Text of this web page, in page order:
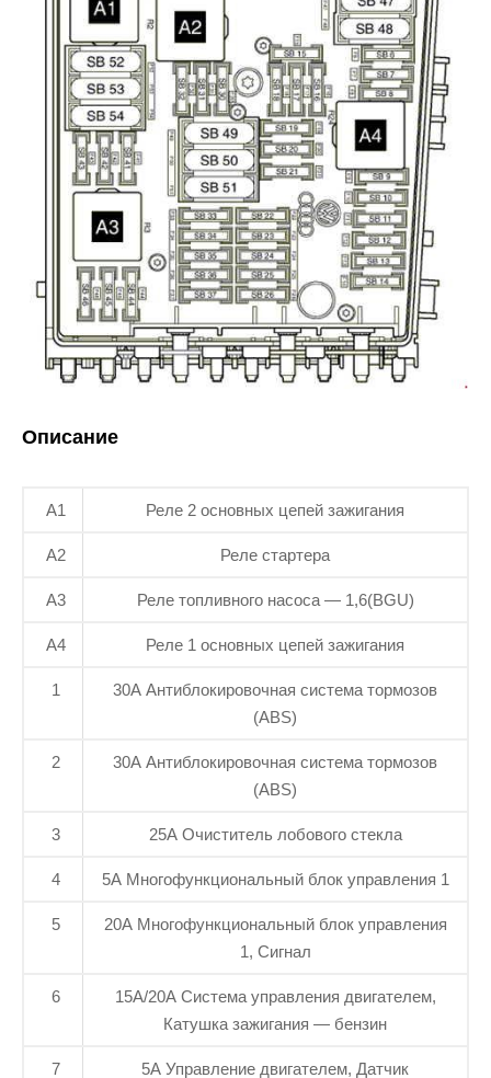
Описание
А1 Реле 2 основных цепей зажигания
А2 Реле стартера
А3 Реле топливного насоса — 1,6(BGU)
А4 Реле 1 основных цепей зажигания
1
30A Антиблокировочная система тормозов
(ABS)
2
30A Антиблокировочная система тормозов
(ABS)
3 25A Очиститель лобового стекла
4 5A Многофункциональный блок управления 1
5
20A Многофункциональный блок управления
1, Сигнал
6
15A/20A Система управления двигателем,
Катушка зажигания — бензин
7
5A Управление двигателем, Датчик